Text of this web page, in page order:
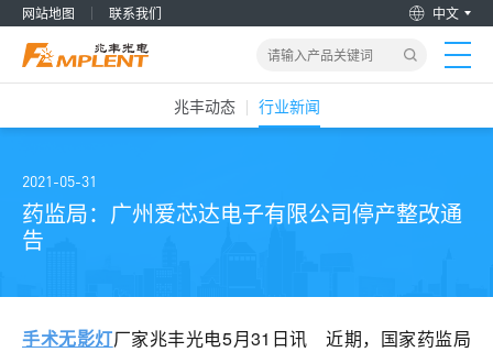
网站地图 联系我们 中文
产品&解决方案
新闻动态
关于我们
兆丰动态 行业新闻
2021-05-31
药监局：广州爱芯达电子有限公司停产整改通
告
手术无影灯厂家兆丰光电5月31日讯 近期，国家药监局